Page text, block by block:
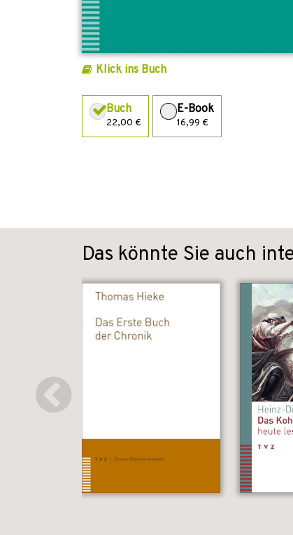
Klick ins Buch
Buch
22,00 €
E-Book
16,99 €
Das könnte Sie auch